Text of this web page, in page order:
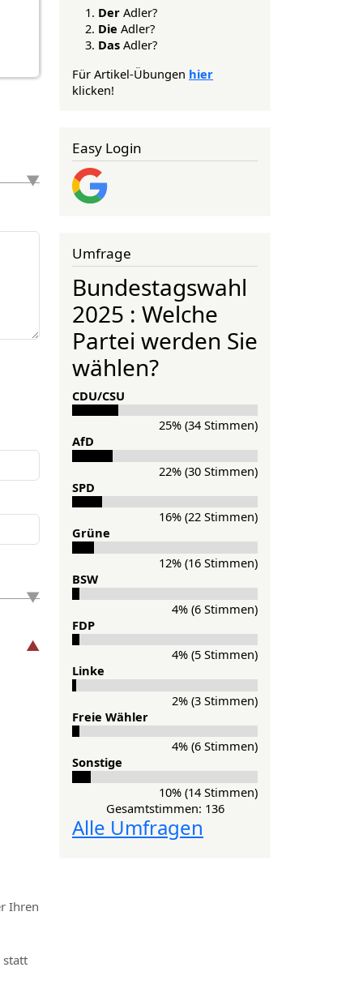
Ihren
statt
Der Adler?
Die Adler?
Das Adler?
Für Artikel-Übungen hier
klicken!
Easy Login
Umfrage
Bundestagswahl
2025 : Welche
Partei werden Sie
wählen?
CDU/CSU
25% (34 Stimmen)
AfD
22% (30 Stimmen)
SPD
16% (22 Stimmen)
Grü­ne
12% (16 Stimmen)
BSW
4% (6 Stimmen)
FDP
4% (5 Stimmen)
Lin­ke
2% (3 Stimmen)
Freie Wähler
4% (6 Stimmen)
Sonstige
10% (14 Stimmen)
Gesamtstimmen: 136
Alle Umfragen